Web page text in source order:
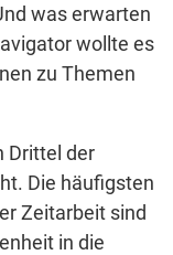
was erwarten
wollte es
zu Themen
Drittel der
Die häufigsten
Zeitarbeit sind
in die